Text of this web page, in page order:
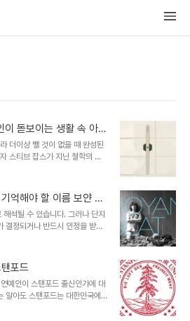
이 돋보이는 생활 속 아이
더이상 뺄 것이 없을 때 완성된
스티브 잡스가 지닌 철학의 배
다. 애플 제품들이 지닌 힘은 따
하기 좋은 말 뿐만은 아니었다고
그러하듯 생활 속에서 늘상 고
하는 한계입니다. 그건 한편으로
하신 무소유까지는 아니더라도
깝다고 생각하는... 그러는 과
억해야 할 이름 보얀 슬
석될 수 있습니다. 그러나 단지
결정되거나 반드시 인정을 받게
로 연륜이라는 말이 어느정도 수
접하게 되는 어린 친구들의 모
가?라는 생각을 하지않을 수 없
테고, 어느 시대든 뛰어난 인물들
상기할 필요는 있을 겁니다. 보
경계획(UNEP)이 수여하는
포드
예인이 스탠포드 출신인가에 대
알아도 스탠포드는 대한민국에
학교가 아니었습니다. 알고 있